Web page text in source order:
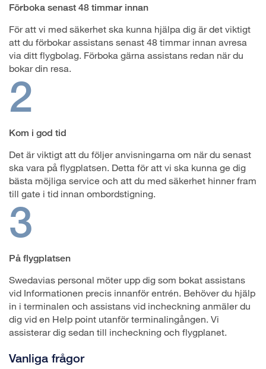
Förboka senast 48 timmar innan
För att vi med säkerhet ska kunna hjälpa dig är det viktigt
att du förbokar assistans senast 48 timmar innan avresa
via ditt flygbolag. Förboka gärna assistans redan när du
bokar din resa.
2
Kom i god tid
Det är viktigt att du följer anvisningarna om när du senast
ska vara på flygplatsen. Detta för att vi ska kunna ge dig
bästa möjliga service och att du med säkerhet hinner fram
till gate i tid innan ombordstigning.
3
På flygplatsen
Swedavias personal möter upp dig som bokat assistans
vid Informationen precis innanför entrén. Behöver du hjälp
in i terminalen och assistans vid incheckning anmäler du
dig vid en Help point utanför terminalingången. Vi
assisterar dig sedan till incheckning och flygplanet.
Vanliga frågor